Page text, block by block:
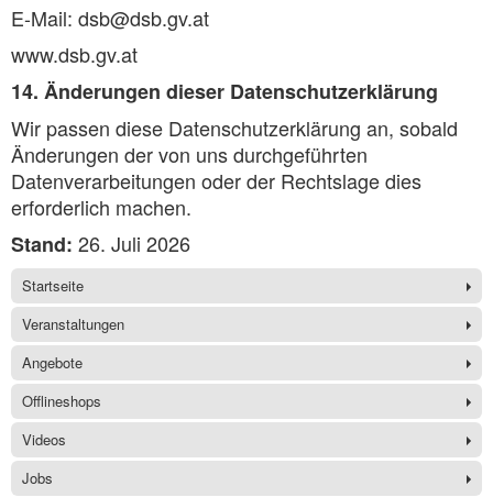
E-Mail: dsb@dsb.gv.at
www.dsb.gv.at
14. Änderungen dieser Datenschutzerklärung
Wir passen diese Datenschutzerklärung an, sobald
Änderungen der von uns durchgeführten
Datenverarbeitungen oder der Rechtslage dies
erforderlich machen.
Stand: 26. Juli 2026
Startseite
Veranstaltungen
Angebote
Offlineshops
Videos
Jobs